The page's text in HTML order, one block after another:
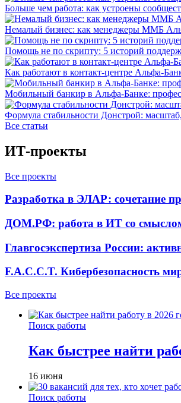
Больше чем работа: как устроены
Немалый бизнес: как менеджеры ММБ
Помощь не по скрипту: 5 историй
Как работают в контакт-центре Альфа-
Мобильный банкир в Альфа-Банке:
Формула стабильности Донстрой:
Все статьи
ИТ-проекты
Все проекты
Разработка в ЭЛАР: сочетание
ДОМ.РФ: работа в ИТ со
Главгосэкспертиза России:
F.A.C.C.T. Кибербезопасность
Все проекты
Поиск работы
Как быстрее найти
16 июня
Поиск работы